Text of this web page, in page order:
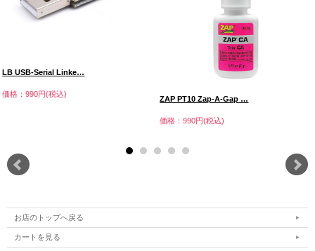
LB USB-Serial Linke…
価格：990円(税込)
ZAP PT10 Zap-A-Gap …
価格：990円(税込)
お店のトップへ戻る
カートを見る